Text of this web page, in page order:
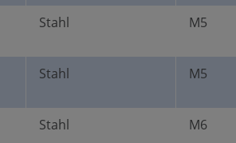
Stahl M5
Stahl M5
Stahl M6